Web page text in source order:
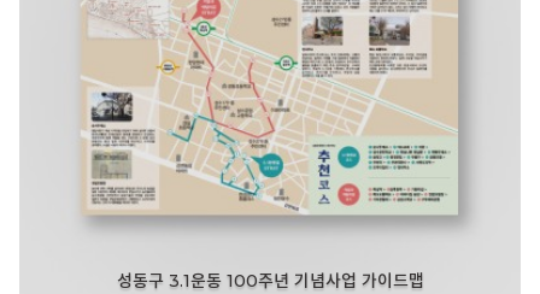
성동구 3.1운동 100주년 기념사업 가이드맵